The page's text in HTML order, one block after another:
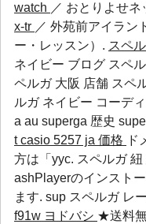
watch ／ おとりよせ
x-tr ／ 外苑前アイラン
ー・レッスン）. スペ
ネイビー ブログ スペ
ペルガ 大阪 店舗 スペ
ルガ ネイビー コーデ
a au superga 歴史
tcasio 5257 ja 価格 ド
方は「yyc. スペルガ
ashPlayerのインスト
ます. sup スペルガ レ
f91w ヨドバシ ★送料